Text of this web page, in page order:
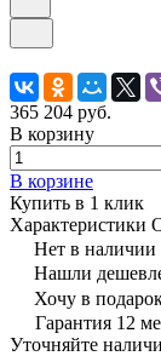
365 204 руб.
В корзину
В корзине
Купить в 1 клик
Характеристики
Нет в наличии
Нашли
Хочу в
Гарантия 12
Уточняйте